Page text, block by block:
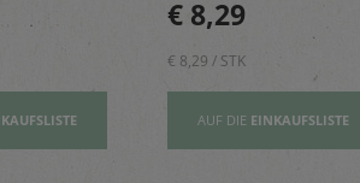
ab.
Vitamin E und wertovllen
Omega-3-Fettsäuren
€ 8,29
€ 8,29 / STK
AUF DIE EINKAUFSLISTE